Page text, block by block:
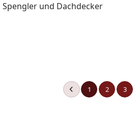
Spengler und Dachdecker
1 2 3